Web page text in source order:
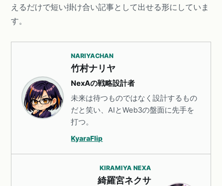
えるだけで短い掛け合い記事として出せる形にしていま
す。
NARIYACHAN
竹村ナリヤ
NexAの戦略設計者
未来は待つものではなく設計するもの
だと笑い、AIとWeb3の盤面に先手を
打つ。
KyaraFlip
KIRAMIYA NEXA
綺羅宮ネクサ